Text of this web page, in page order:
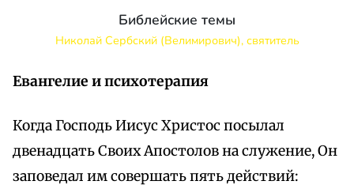
Библейские темы
Николай Сербский (Велимирович), святитель
Евангелие и психотерапия
Когда Господь Иисус Христос посылал
двенадцать Своих Апостолов на служение, Он
заповедал им совершать пять действий: